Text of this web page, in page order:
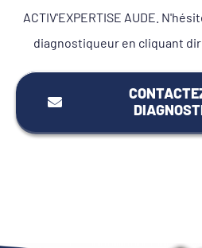
ACTIV'EXPERTISE AUDE.
diagnostiqueur en cliquant